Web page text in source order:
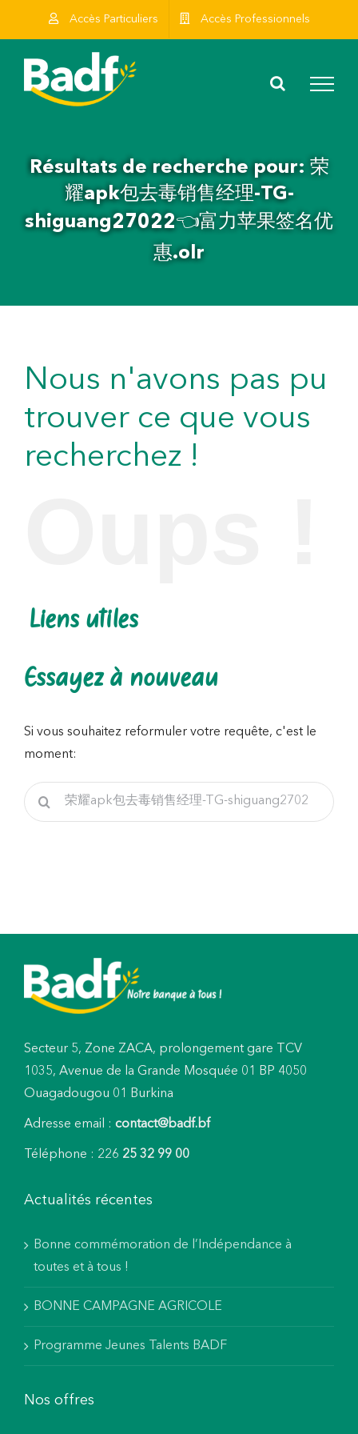
Accès Particuliers Accès Professionnels
Résultats de recherche pour: 荣
耀apk包去毒销售经理-TG-
shiguang27022👈富力苹果签名优
惠.olr
Nous n'avons pas pu
trouver ce que vous
recherchez !
Liens utiles
Essayez à nouveau
Si vous souhaitez reformuler votre requête, c'est le
moment:
Rechercher
Secteur 5, Zone ZACA, prolongement gare TCV
1035, Avenue de la Grande Mosquée 01 BP 4050
Ouagadougou 01 Burkina
Adresse email : contact@badf.bf
Téléphone : 226 25 32 99 00
Actualités récentes
Bonne commémoration de l’Indépendance à
toutes et à tous !
BONNE CAMPAGNE AGRICOLE
Programme Jeunes Talents BADF
Nos offres